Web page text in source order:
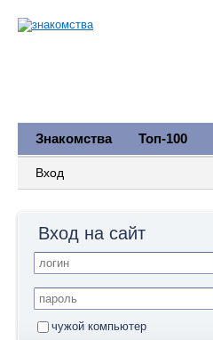
Знакомства Топ-100
Вход
Вход на сайт
чужой компьютер